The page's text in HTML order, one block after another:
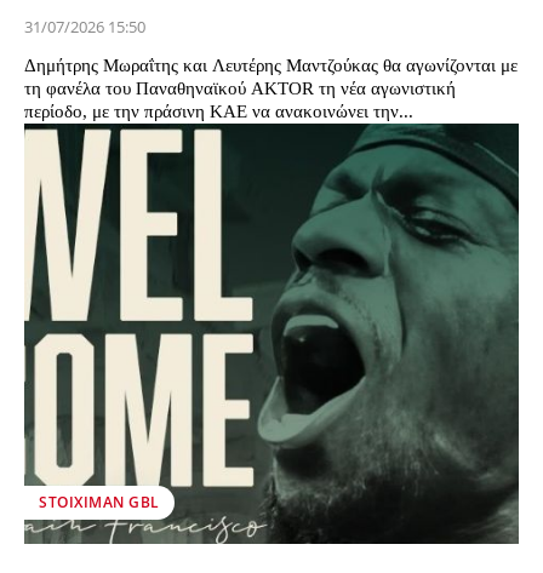
31/07/2026 15:50
Δημήτρης Μωραΐτης και Λευτέρης Μαντζούκας θα αγωνίζονται με
τη φανέλα του Παναθηναϊκού AKTOR τη νέα αγωνιστική
περίοδο, με την πράσινη ΚΑΕ να ανακοινώνει την...
STOIXIMAN GBL